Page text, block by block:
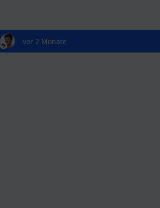
vor 2 Monate